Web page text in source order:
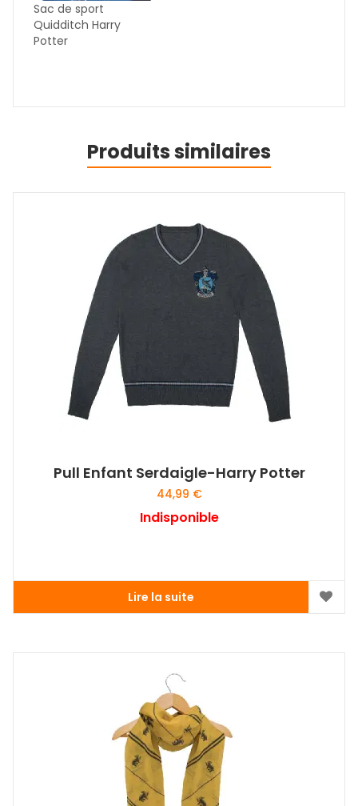
Sac de sport
Quidditch Harry
Potter
Produits similaires
Pull Enfant Serdaigle-Harry Potter
44,99 €
Indisponible
Lire la suite